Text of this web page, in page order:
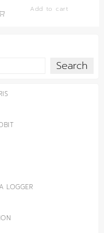
Search
LOGGER
Add to cart